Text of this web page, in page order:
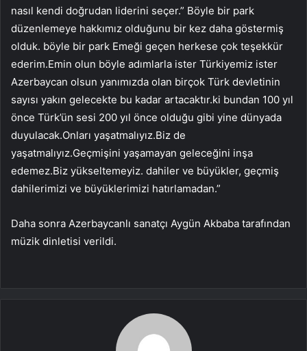
nasıl kendi doğrudan liderini seçer.” Böyle bir park
düzenlemeye hakkımız olduğunu bir kez daha göstermiş
olduk. böyle bir park Emeği geçen herkese çok teşekkür
ederim.Emin olun böyle adımlarla ister Türkiyemiz ister
Azerbaycan olsun yanımızda olan birçok Türk devletinin
sayısı yakın gelecekte bu kadar artacaktır.ki bundan 100 yıl
önce Türk’ün sesi 200 yıl önce olduğu gibi yine dünyada
duyulacak.Onları yaşatmalıyız.Biz de
yaşatmalıyız.Geçmişini yaşamayan geleceğini inşa
edemez.Biz yükseltemeyiz. dahiler ve büyükler, geçmiş
dahilerimizi ve büyüklerimizi hatırlamadan.”
Daha sonra Azerbaycanlı sanatçı Aygün Akbaba tarafından
müzik dinletisi verildi.